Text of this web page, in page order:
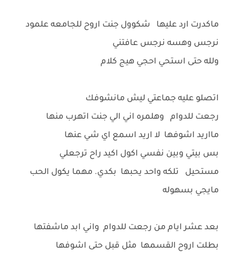
ماكدرت ارد عليها شكوول جنت اروح للجامعه علمود
نرجس وهسه نرجس عافتني
ولله حتى استحي احجي هيج كلام
اتصلو عليه جماعتي ليش مانشوفك
رجعت للدوام وهلمره اني الي جنت اتهرب منها
مااريد اشوفها لا اريد اسمع اي شي عنها
بس بيتي وبين نفسي اكول اكيد راح ترجعلي
مستحيل تلكه واحد يحبها بكدي. مهما يكول الحب
مايجي بسهوله
بعد عشر ايام من رجعت للدوام واني ابد ماشفتها
بطلت اروح القسمها مثل قبل حتى اشوفها